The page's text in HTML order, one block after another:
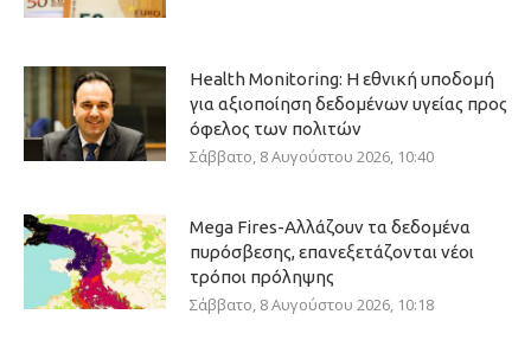
Health Monitoring: Η εθνική υποδομή
για αξιοποίηση δεδομένων υγείας προς
όφελος των πολιτών
Σάββατο, 8 Αυγούστου 2026, 10:40
Mega Fires-Αλλάζουν τα δεδομένα
πυρόσβεσης, επανεξετάζονται νέοι
τρόποι πρόληψης
Σάββατο, 8 Αυγούστου 2026, 10:18